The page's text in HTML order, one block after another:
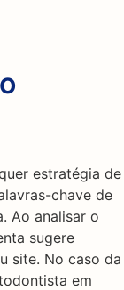
estratégia de
chave de
Ao analisar o
sugere
site. No caso da
em